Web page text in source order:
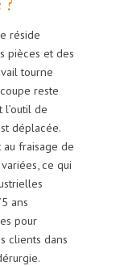
réside
pièces et des
tourne
reste
l’outil de
déplacée.
fraisage de
ce qui
ans
pour
clients dans